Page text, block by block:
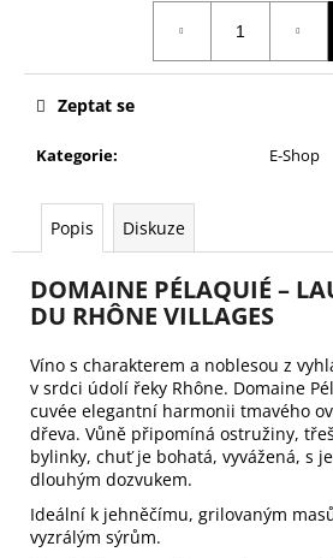
Kategorie: E-Shop
Zeptat se
Popis Diskuze
DOMAINE PÉLAQUIÉ –
DU RHÔNE VILLAGES
Víno s charakterem a noblesou z
v srdci údolí řeky Rhône. Domaine
cuvée elegantní harmonii tmavého
dřeva. Vůně připomíná ostružiny,
bylinky, chuť je bohatá, vyvážená, s
dlouhým dozvukem.
Ideální k jehněčímu, grilovaným
vyzrálým sýrům.
o
u
m
e
COUP
DE
BAR
ROSÉ
–
BORDEAUX
299
Kč